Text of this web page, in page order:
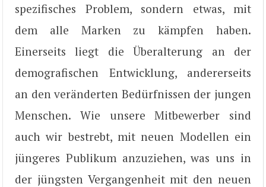
spezifisches Problem, sondern etwas, mit
dem alle Marken zu kämpfen haben.
Einerseits liegt die Überalterung an der
demografischen Entwicklung, andererseits
an den veränderten Bedürfnissen der jungen
Menschen. Wie unsere Mitbewerber sind
auch wir bestrebt, mit neuen Modellen ein
jüngeres Publikum anzuziehen, was uns in
der jüngsten Vergangenheit mit den neuen